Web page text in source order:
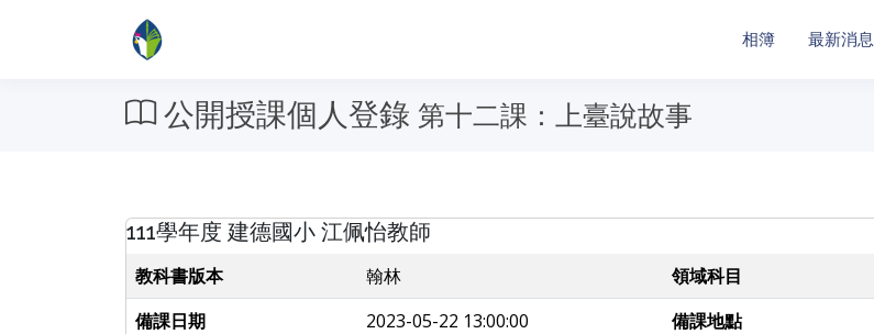
相簿 最新消息
公開授課個人登錄 第十二課：上臺說故事
111學年度 建德國小 江佩怡教師
教科書版本 翰林 領域科目
備課日期
2023-05-22 13:00:00 備課地點